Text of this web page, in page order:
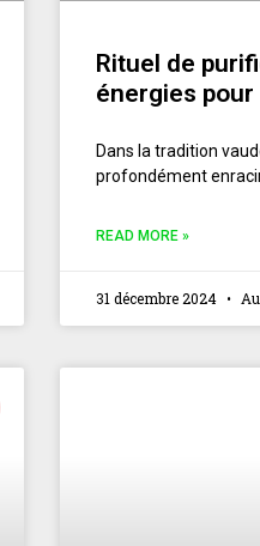
Rituel de
énergies
Dans la tradition
profondément
READ MORE »
31 décembre 2024